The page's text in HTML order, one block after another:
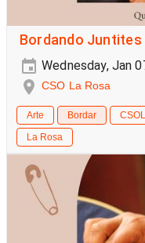
Bordando Juntites
Wednesday, Jan
CSO La Rosa
Arte Bordar
La Rosa